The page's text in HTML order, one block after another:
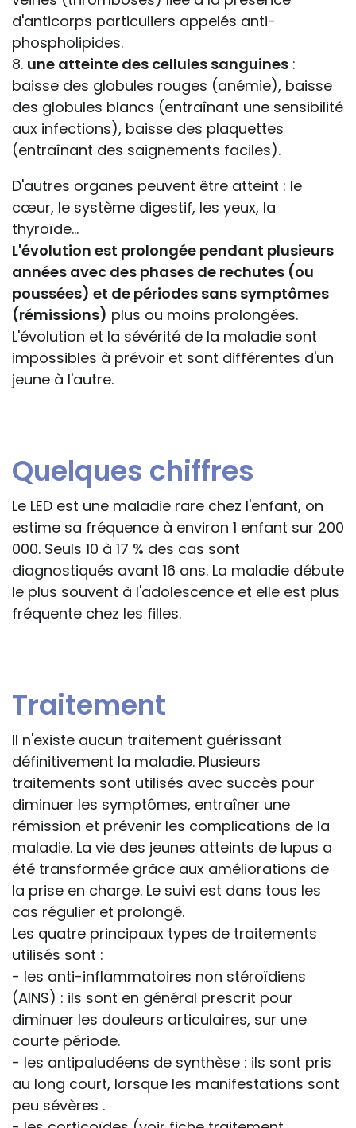
d'anticorps particuliers appelés anti-
phospholipides.
8. une atteinte des cellules sanguines :
baisse des globules rouges (anémie), baisse
des globules blancs (entraînant une sensibilité
aux infections), baisse des plaquettes
(entraînant des saignements faciles).
D'autres organes peuvent être atteint : le
cœur, le système digestif, les yeux, la
thyroïde...
L'évolution est prolongée pendant plusieurs
années avec des phases de rechutes (ou
poussées) et de périodes sans symptômes
(rémissions) plus ou moins prolongées.
L'évolution et la sévérité de la maladie sont
impossibles à prévoir et sont différentes d'un
jeune à l'autre.
Quelques chiffres
Le LED est une maladie rare chez l'enfant, on
estime sa fréquence à environ 1 enfant sur 200
000. Seuls 10 à 17 % des cas sont
diagnostiqués avant 16 ans. La maladie débute
le plus souvent à l'adolescence et elle est plus
fréquente chez les filles.
Traitement
Il n'existe aucun traitement guérissant
définitivement la maladie. Plusieurs
traitements sont utilisés avec succès pour
diminuer les symptômes, entraîner une
rémission et prévenir les complications de la
maladie. La vie des jeunes atteints de lupus a
été transformée grâce aux améliorations de
la prise en charge. Le suivi est dans tous les
cas régulier et prolongé.
Les quatre principaux types de traitements
utilisés sont :
- les anti-inflammatoires non stéroïdiens
(AINS) : ils sont en général prescrit pour
diminuer les douleurs articulaires, sur une
courte période.
- les antipaludéens de synthèse : ils sont pris
au long court, lorsque les manifestations sont
peu sévères .